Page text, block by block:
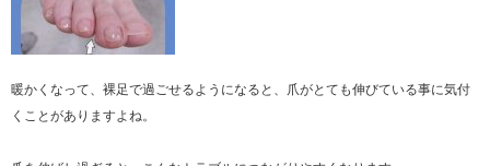
暖かくなって、裸足で過ごせるようになると、爪がとても伸びている事に気付
くことがありますよね。